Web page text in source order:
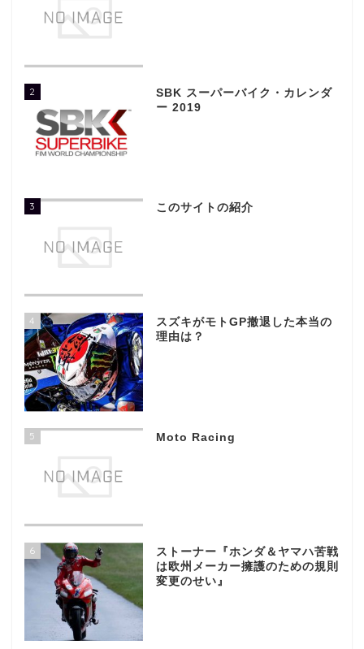
2
SBK スーパーバイク・カレンダ
ー 2019
3 このサイトの紹介
4
スズキがモトGP撤退した本当の
理由は？
5 Moto Racing
6
ストーナー『ホンダ＆ヤマハ苦戦
は欧州メーカー擁護のための規則
変更のせい』